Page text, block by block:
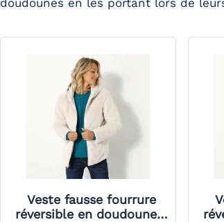
doudounes en les portant lors de
Veste fausse fourrure
réversible en doudoune -